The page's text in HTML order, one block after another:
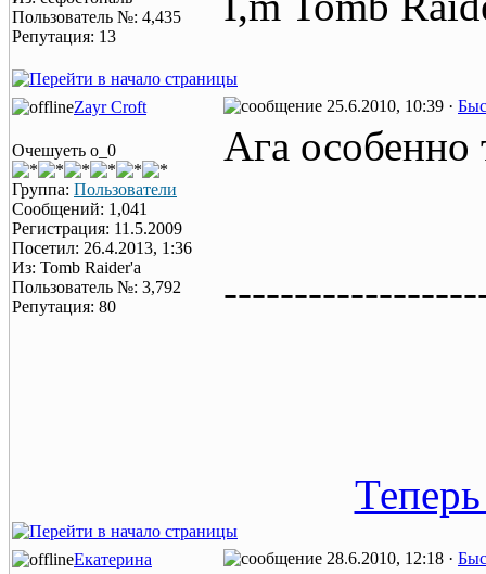
Пользователь №: 4,435
Репутация: 13
Zayr Croft 25.6.2010, 10:39 ·
Очешуеть о_0
Группа: Пользователи
Сообщений: 1,041
Регистрация: 11.5.2009
Посетил: 26.4.2013, 1:36
Из: Tomb Raider'a
Пользователь №: 3,792
Репутация: 80
Ага
Екатерина 28.6.2010, 12:18 ·